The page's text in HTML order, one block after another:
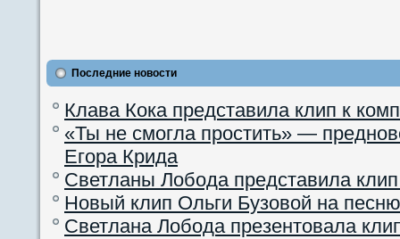
Последние новости
Клава Кока представила клип к
«Ты не смогла простить» —
Егора Крида
Светланы Лобода представила
Новый клип Ольги Бузовой на
Светлана Лобода презентовала